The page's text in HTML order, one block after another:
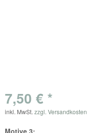
7,50 € *
inkl. MwSt. zzgl. Versandkosten
Motive 3: